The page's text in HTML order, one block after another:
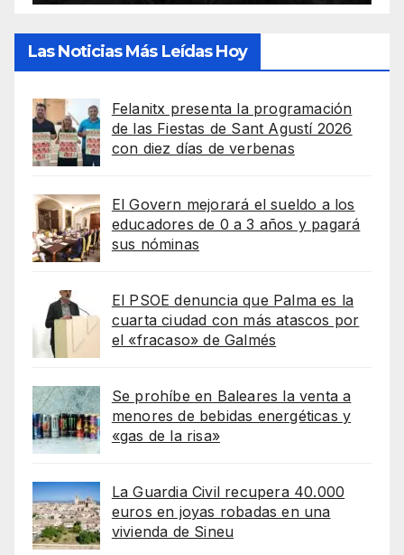
Las Noticias Más Leídas Hoy
Felanitx presenta la programación
de las Fiestas de Sant Agustí 2026
con diez días de verbenas
El Govern mejorará el sueldo a los
educadores de 0 a 3 años y pagará
sus nóminas
El PSOE denuncia que Palma es la
cuarta ciudad con más atascos por
el «fracaso» de Galmés
Se prohíbe en Baleares la venta a
menores de bebidas energéticas y
«gas de la risa»
La Guardia Civil recupera 40.000
euros en joyas robadas en una
vivienda de Sineu